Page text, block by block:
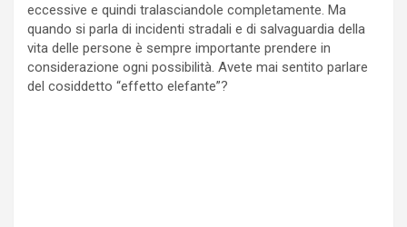
eccessive e quindi tralasciandole completamente. Ma
quando si parla di incidenti stradali e di salvaguardia della
vita delle persone è sempre importante prendere in
considerazione ogni possibilità. Avete mai sentito parlare
del cosiddetto “effetto elefante”?